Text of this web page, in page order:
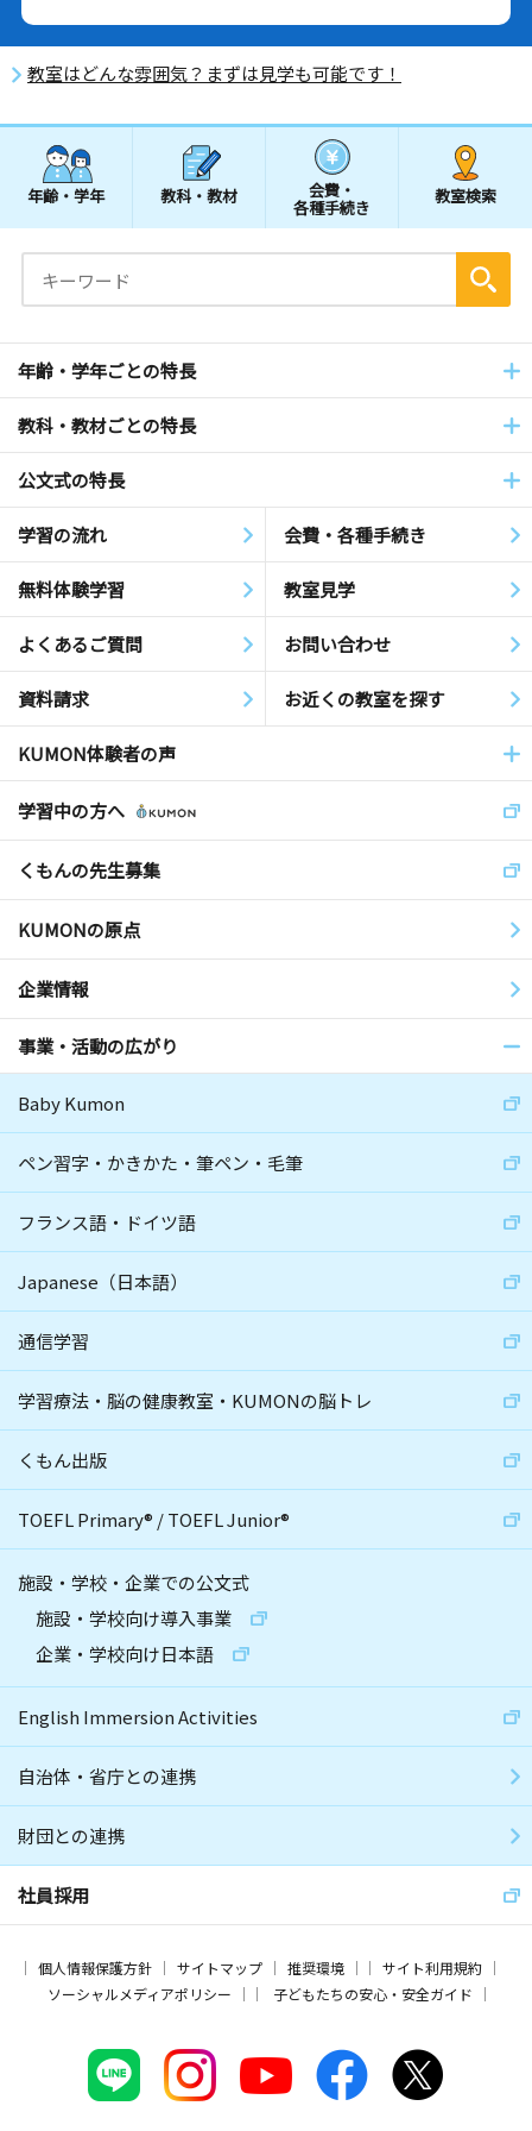
教室はどんな雰囲気？まずは見学も可能です！
年齢・学年 教科・教材 会費・
各種手続き
教室検索
年齢・学年ごとの特長
教科・教材ごとの特長
公文式の特長
学習の流れ 会費・各種手続き
無料体験学習 教室見学
よくあるご質問 お問い合わせ
資料請求 お近くの教室を探す
KUMON体験者の声
学習中の方へ
くもんの先生募集
KUMONの原点
企業情報
事業・活動の広がり
Baby Kumon
ペン習字・かきかた・筆ペン・毛筆
フランス語・ドイツ語
Japanese（日本語）
通信学習
学習療法・脳の健康教室・KUMONの脳トレ
くもん出版
TOEFL Primary® /TOEFL Junior®
施設・学校・企業での公文式
施設・学校向け導入事業
企業・学校向け日本語
English Immersion Activities
自治体・省庁との連携
財団との連携
社員採用
個人情報保護方針 サイトマップ 推奨環境
サイト利用規約
ソーシャルメディアポリシー
子どもたちの安心・安全ガイド